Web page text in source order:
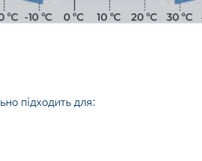
підходить для: